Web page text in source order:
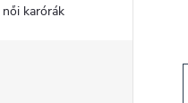
karórák